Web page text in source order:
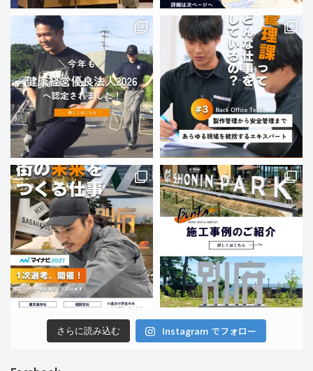
さらに読み込む Instagram でフォロー